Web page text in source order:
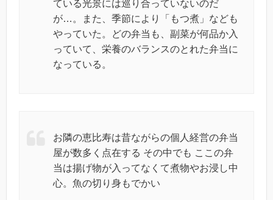
ている光景には巡り合っていないのだ
が…。また、季節により「もつ煮」なども
やっていた。どの弁当も、副菜が何品か入
っていて、栄養のバランスのとれた弁当に
なっている。
お隣の恵比寿は昔ながらの個人経営の弁当
屋が数多く点在する その中でも ここの弁
当は揚げ物が入ってなくて煮物やお浸し中
心。魚の切り身もでかい